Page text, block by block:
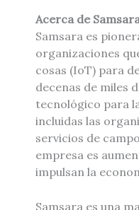
Acerca de
Samsara es
organizaciones
cosas (IoT) para
decenas de miles
tecnológico para
incluidas las
servicios de
empresa es
impulsan la
Samsara es una